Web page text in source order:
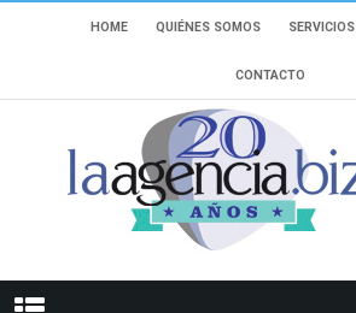
HOME QUIÉNES SOMOS SERVICIOS
CONTACTO